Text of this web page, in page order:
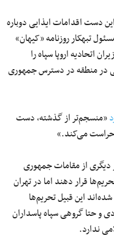
دست اقدامات ایذایی دوباره
تبهکار روزنامه «کیهان»
اتحادیه اروپا سپاه را
در منطقه در دسترس جمهوری
«منسجم‌تر از گذشته، دست
حراست می‌کند.»
دیگری از مقامات جمهوری
قرار دهند اما در تهران
این قبیل تحریم‌ها
و حتا گروهی سپاه پاسداران
ندارد.